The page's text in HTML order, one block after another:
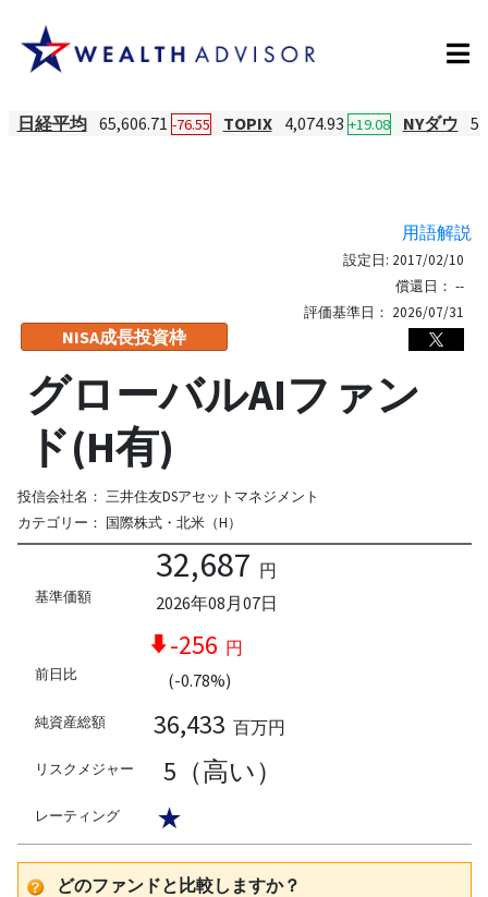
日経平均 65,606.71 -76.55 TOPIX 4,074.93 +19.08 NYダウ
用語解説
NISA成長投資枠
設定日: 2017/02/10
償還日： --
評価基準日： 2026/07/31
グローバルAIファン
ド(H有)
投信会社名： 三井住友DSアセットマネジメント
カテゴリー： 国際株式・北米（H）
基準価額
32,687 円
2026年08月07日
前日比
-256 円
(-0.78%)
純資産総額 36,433 百万円
リスクメジャー 5（高い）
レーティング ★
どのファンドと比較しますか？